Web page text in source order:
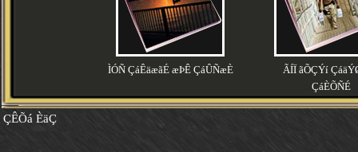
ÃÍÏ ãÕÇÝí
ÇáÈÕÑÉ
ÌÓÑ ÇáÊäæãÉ æÞÊ ÇáÛÑæÈ
ÇÊÕá ÈäÇ